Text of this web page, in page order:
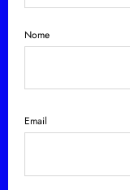
Nome
Email